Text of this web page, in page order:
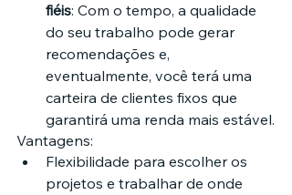
fiéis: Com o tempo, a qualidade
do seu trabalho pode gerar
recomendações e,
eventualmente, você terá uma
carteira de clientes fixos que
garantirá uma renda mais estável.
Vantagens:
Flexibilidade para escolher os
projetos e trabalhar de onde